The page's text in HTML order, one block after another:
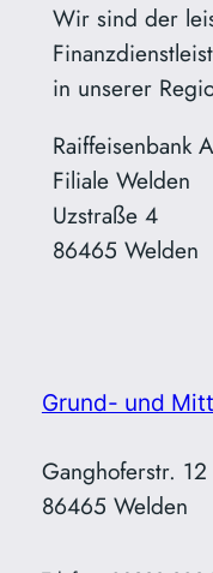
Wir sind der
in unserer
Raiffeisenbank
Filiale Welden
Uzstraße 4
86465 Welden
Grund- und
Ganghoferstr. 12
86465 Welden